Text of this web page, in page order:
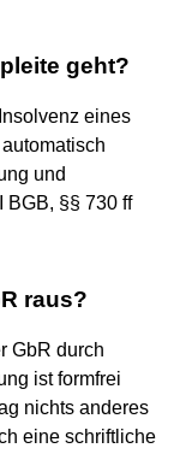
geht?
eines
und
BGB, §§ 730 ff
raus?
GbR durch
ist formfrei
nichts anderes
eine schriftliche